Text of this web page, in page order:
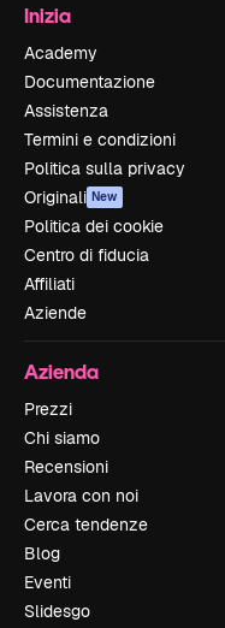
Inizia
Academy
Documentazione
Assistenza
Termini e condizioni
Politica sulla privacy
Originali New
Politica dei cookie
Centro di fiducia
Affiliati
Aziende
Azienda
Prezzi
Chi siamo
Recensioni
Lavora con noi
Cerca tendenze
Blog
Eventi
Slidesgo